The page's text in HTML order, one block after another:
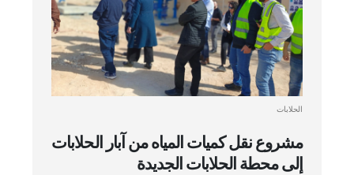
الحلابات
مشروع نقل كميات المياه من آبار الحلابات
إلى محطة الحلابات الجديدة